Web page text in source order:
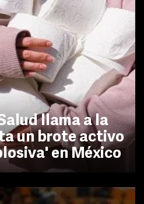
llama a la
un brote activo
en México